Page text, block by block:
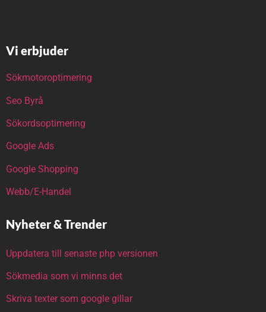
Vi erbjuder
Sökmotoroptimering
Seo Byrå
Sökordsoptimering
Google Ads
Google Shopping
Webb/E-Handel
Nyheter & Trender
Uppdatera till senaste php versionen
Sökmedia som vi minns det
Skriva texter som google gillar